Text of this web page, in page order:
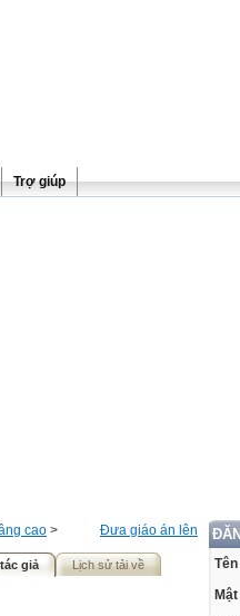
Trợ giúp
Đưa giáo án lên
cao >
giả Lịch sử tải về